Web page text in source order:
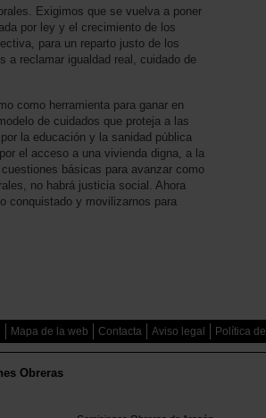
Exigimos que se vuelva a poner
por ley y el crecimiento de los
para un reparto justo de los
a reclamar igualdad real, cuidado de
como herramienta para ganar en
de cuidados que proteja a las
la educación y la sanidad pública
el acceso a una vivienda digna, a la
básicas para avanzar como
no habrá justicia social. Ahora
conquistado y movilizarnos para
Mapa de la web Contacta Aviso legal Política
Obreras